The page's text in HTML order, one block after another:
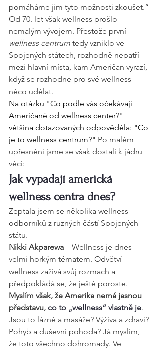
pomáháme jim tyto možnosti zkoušet.“
Od 70. let však wellness prošlo
nemalým vývojem. Přestože první
wellness centrum tedy vzniklo ve
Spojených státech, rozhodně nepatří
mezi hlavní místa, kam Američan vyrazí,
když se rozhodne pro své wellness
něco udělat.
Na otázku "Co podle vás očekávají
Američané od wellness center?"
většina dotazovaných odpověděla: "Co
je to wellness centrum?" Po malém
upřesnění jsme se však dostali k jádru
věci:
Jak vypadají americká
wellness centra dnes?
Zeptala jsem se několika wellness
odborníků z různých částí Spojených
států.
Nikki Akparewa – Wellness je dnes
velmi horkým tématem. Odvětví
wellness zažívá svůj rozmach a
předpokládá se, že ještě poroste.
Myslím však, že Amerika nemá jasnou
představu, co to „wellness“ vlastně je.
Jsou to lázně a masáže? Výživa a zdraví?
Pohyb a duševní pohoda? Já myslím,
že toto všechno dohromady. Ve